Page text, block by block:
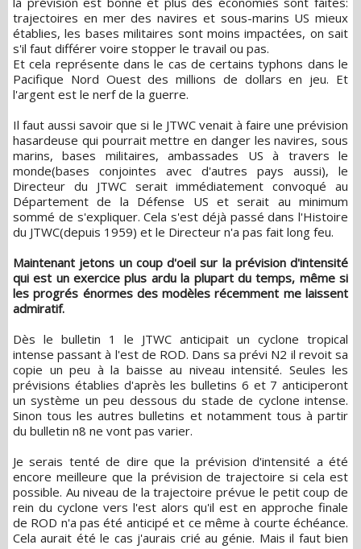
trajectoires en mer des navires et sous-marins US mieux
établies, les bases militaires sont moins impactées, on sait
s'il faut différer voire stopper le travail ou pas.
Et cela représente dans le cas de certains typhons dans le
Pacifique Nord Ouest des millions de dollars en jeu. Et
l'argent est le nerf de la guerre.
Il faut aussi savoir que si le JTWC venait à faire une prévision
hasardeuse qui pourrait mettre en danger les navires, sous
marins, bases militaires, ambassades US à travers le
monde(bases conjointes avec d'autres pays aussi), le
Directeur du JTWC serait immédiatement convoqué au
Département de la Défense US et serait au minimum
sommé de s'expliquer. Cela s'est déjà passé dans l'Histoire
du JTWC(depuis 1959) et le Directeur n'a pas fait long feu.
Maintenant jetons un coup d'oeil sur la prévision d'intensité
qui est un exercice plus ardu la plupart du temps, même si
les progrés énormes des modèles récemment me laissent
admiratif.
Dès le bulletin 1 le JTWC anticipait un cyclone tropical
intense passant à l'est de ROD. Dans sa prévi N2 il revoit sa
copie un peu à la baisse au niveau intensité. Seules les
prévisions établies d'après les bulletins 6 et 7 anticiperont
un système un peu dessous du stade de cyclone intense.
Sinon tous les autres bulletins et notamment tous à partir
du bulletin n8 ne vont pas varier.
Je serais tenté de dire que la prévision d'intensité a été
encore meilleure que la prévision de trajectoire si cela est
possible. Au niveau de la trajectoire prévue le petit coup de
rein du cyclone vers l'est alors qu'il est en approche finale
de ROD n'a pas été anticipé et ce même à courte échéance.
Cela aurait été le cas j'aurais crié au génie. Mais il faut bien